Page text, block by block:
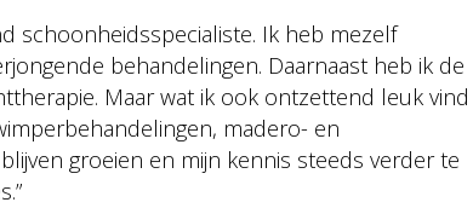
schoonheidsspecialiste. Ik heb mezelf
behandelingen. Daarnaast heb ik de
Maar wat ik ook ontzettend leuk vind
madero- en
groeien en mijn kennis steeds verder te